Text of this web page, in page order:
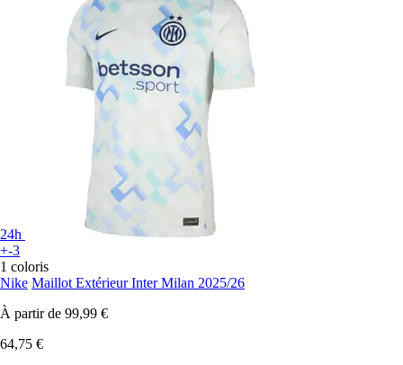
24h
+-3
1 coloris
Nike Maillot Extérieur Inter Milan 2025/26
À partir de 99,99 €
64,75 €